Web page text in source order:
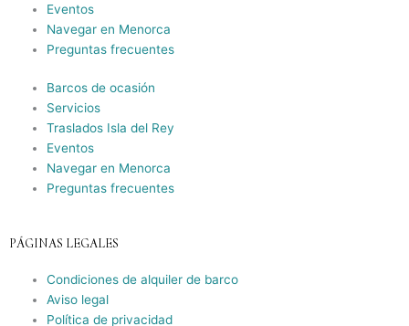
Eventos
Navegar en Menorca
Preguntas frecuentes
Barcos de ocasión
Servicios
Traslados Isla del Rey
Eventos
Navegar en Menorca
Preguntas frecuentes
PÁGINAS LEGALES
Condiciones de alquiler de barco
Aviso legal
Política de privacidad